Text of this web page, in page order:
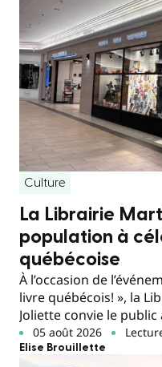
Culture
La Librairie
population à
québécoise
À l’occasion de
livre québécois! », la
Joliette convie le
05 août 2026
Elise Brouillette